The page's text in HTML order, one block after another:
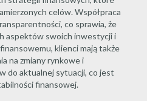
celów. Współpraca
co sprawia, że
aspektów swoich inwestycji i
klienci mają także
na zmiany rynkowe i
do aktualnej sytuacji, co jest
finansowej.